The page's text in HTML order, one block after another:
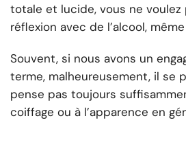
totale et lucide, vous ne voulez
réflexion avec de l’alcool,
Souvent, si nous avons un
terme, malheureusement, il se
pense pas toujours
coiffage ou à l’apparence en